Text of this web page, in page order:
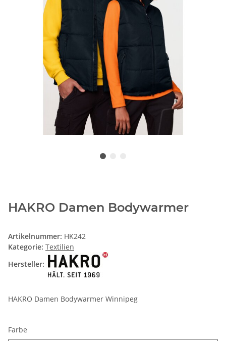
HAKRO Damen Bodywarmer
Artikelnummer: HK242
Kategorie: Textilien
Hersteller:
HAKRO Damen Bodywarmer Winnipeg
Farbe